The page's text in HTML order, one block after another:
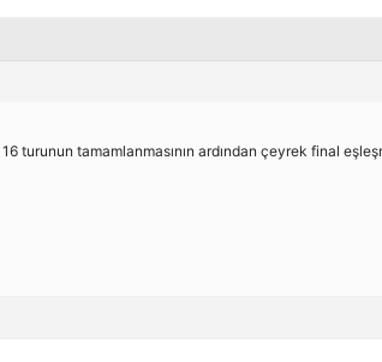
16 turunun tamamlanmasının ardından çeyrek final